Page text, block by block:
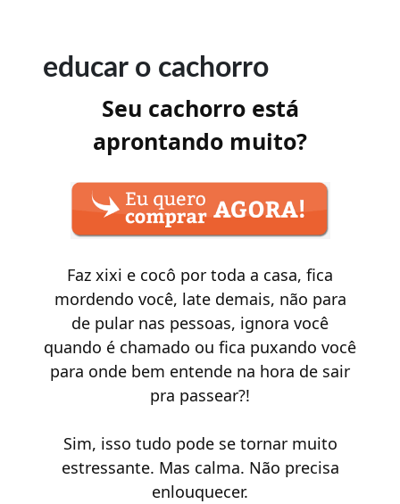
educar o cachorro
Seu cachorro está
aprontando muito?
Faz xixi e cocô por toda a casa, fica
mordendo você, late demais, não para
de pular nas pessoas, ignora você
quando é chamado ou fica puxando você
para onde bem entende na hora de sair
pra passear?!
Sim, isso tudo pode se tornar muito
estressante. Mas calma. Não precisa
enlouquecer.